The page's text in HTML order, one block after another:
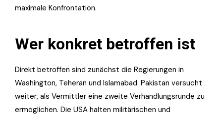
maximale Konfrontation.
Wer konkret betroffen ist
Direkt betroffen sind zunächst die Regierungen in
Washington, Teheran und Islamabad. Pakistan versucht
weiter, als Vermittler eine zweite Verhandlungsrunde zu
ermöglichen. Die USA halten militärischen und